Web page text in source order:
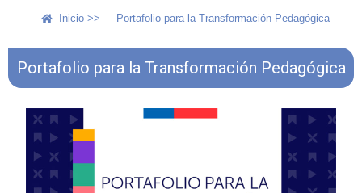
Inicio >> Portafolio para la Transformación Pedagógica
Portafolio para la Transformación Pedagógica